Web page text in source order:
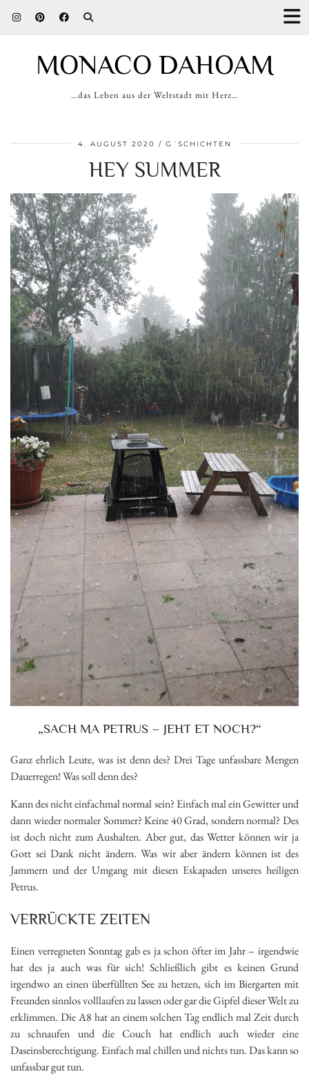
MONACO DAHOAM
…das Leben aus der Weltstadt mit Herz…
4. AUGUST 2020 G´SCHICHTEN
HEY SUMMER
„SACH MA PETRUS – JEHT ET NOCH?“
Ganz ehrlich Leute, was ist denn des? Drei Tage unfassbare Mengen
Dauerregen! Was soll denn des?
Kann des nicht einfachmal normal sein? Einfach mal ein Gewitter und
dann wieder normaler Sommer? Keine 40 Grad, sondern normal? Des
ist doch nicht zum Aushalten. Aber gut, das Wetter können wir ja
Gott sei Dank nicht ändern. Was wir aber ändern können ist des
Jammern und der Umgang mit diesen Eskapaden unseres heiligen
Petrus.
VERRÜCKTE ZEITEN
Einen verregneten Sonntag gab es ja schon öfter im Jahr – irgendwie
hat des ja auch was für sich! Schließlich gibt es keinen Grund
irgendwo an einen überfüllten See zu hetzen, sich im Biergarten mit
Freunden sinnlos volllaufen zu lassen oder gar die Gipfel dieser Welt zu
erklimmen. Die A8 hat an einem solchen Tag endlich mal Zeit durch
zu schnaufen und die Couch hat endlich auch wieder eine
Daseinsberechtigung. Einfach mal chillen und nichts tun. Das kann so
unfassbar gut tun.